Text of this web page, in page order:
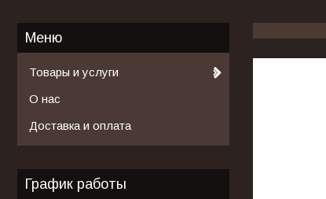
Товары и услуги
О нас
Доставка и оплата
График работы